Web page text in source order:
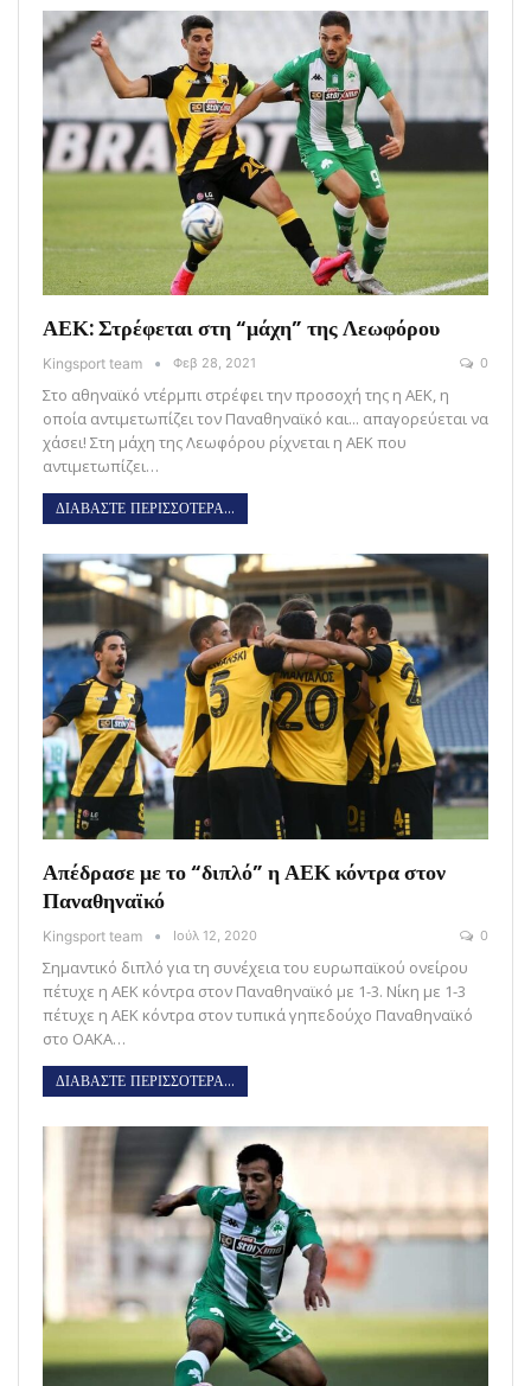
ΑΕΚ: Στρέφεται στη “μάχη” της Λεωφόρου
Kingsport team Φεβ 28, 2021 0
Στο αθηναϊκό ντέρμπι στρέφει την προσοχή της η ΑΕΚ, η
οποία αντιμετωπίζει τον Παναθηναϊκό και... απαγορεύεται να
χάσει! Στη μάχη της Λεωφόρου ρίχνεται η ΑΕΚ που
αντιμετωπίζει…
ΔΙΑΒΑΣΤΕ ΠΕΡΙΣΣΟΤΕΡΑ...
Απέδρασε με το “διπλό” η ΑΕΚ κόντρα στον
Παναθηναϊκό
Kingsport team Ιούλ 12, 2020 0
Σημαντικό διπλό για τη συνέχεια του ευρωπαϊκού ονείρου
πέτυχε η ΑΕΚ κόντρα στον Παναθηναϊκό με 1-3. Νίκη με 1-3
πέτυχε η ΑΕΚ κόντρα στον τυπικά γηπεδούχο Παναθηναϊκό
στο ΟΑΚΑ…
ΔΙΑΒΑΣΤΕ ΠΕΡΙΣΣΟΤΕΡΑ...